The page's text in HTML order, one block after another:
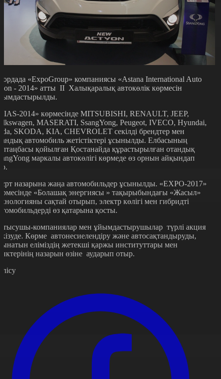
«ExpoGroup» компаниясы «Astana International Auto
- 2014» атты II Халықаралық автокөлік көрмесін
2014» көрмесінде MITSUBISHI, RENAULT, JEEP,
MASERATI, SsangYong, Peugeot, IVECO, Hyundai,
SKODA, KIA, CHEVROLET секілді брендтер мен
автомобиль жетістіктері ұсынылды. Елбасының
қойылған Қостанайда құрастырылған отандық
маркалы автокөлігі көрмеде өз орнын айқындап
назарына жаңа автомобильдер ұсынылды. «EXPO-2017»
«Болашақ энергиясы » тақырыбындағы «Жасыл»
сақтай отырып, электр көлігі мен гибридті
өз қатарына қосты.
компаниялар мен ұйымдастырушылар түрлі акция
Көрме автонесиелендіру және автосақтандыруды,
еліміздің жетекші қаржы институттары мен
назарын өзіне аударып отыр.